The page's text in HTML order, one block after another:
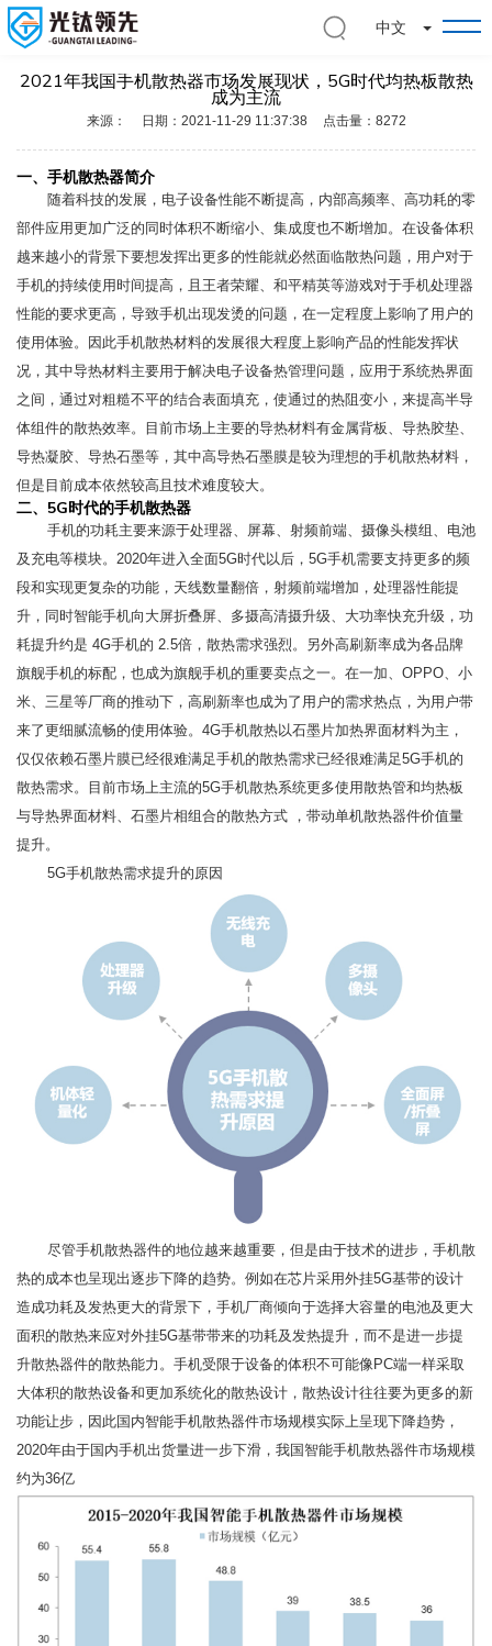
中文
切
下
拉
2021年我国手机散热器市场发展现状，5G时代均热板散热
成为主流
来源： 日期：2021-11-29 11:37:38 点击量：8272
一、手机散热器简介
随着科技的发展，电子设备性能不断提高，内部高频率、高功耗的零
部件应用更加广泛的同时体积不断缩小、集成度也不断增加。在设备体积
越来越小的背景下要想发挥出更多的性能就必然面临散热问题，用户对于
手机的持续使用时间提高，且王者荣耀、和平精英等游戏对于手机处理器
性能的要求更高，导致手机出现发烫的问题，在一定程度上影响了用户的
使用体验。因此手机散热材料的发展很大程度上影响产品的性能发挥状
况，其中导热材料主要用于解决电子设备热管理问题，应用于系统热界面
之间，通过对粗糙不平的结合表面填充，使通过的热阻变小，来提高半导
体组件的散热效率。目前市场上主要的导热材料有金属背板、导热胶垫、
导热凝胶、导热石墨等，其中高导热石墨膜是较为理想的手机散热材料，
但是目前成本依然较高且技术难度较大。
二、5G时代的手机散热器
手机的功耗主要来源于处理器、屏幕、射频前端、摄像头模组、电池
及充电等模块。2020年进入全面5G时代以后，5G手机需要支持更多的频
段和实现更复杂的功能，天线数量翻倍，射频前端增加，处理器性能提
升，同时智能手机向大屏折叠屏、多摄高清摄升级、大功率快充升级，功
耗提升约是 4G手机的 2.5倍，散热需求强烈。另外高刷新率成为各品牌
旗舰手机的标配，也成为旗舰手机的重要卖点之一。在一加、OPPO、小
米、三星等厂商的推动下，高刷新率也成为了用户的需求热点，为用户带
来了更细腻流畅的使用体验。4G手机散热以石墨片加热界面材料为主，
仅仅依赖石墨片膜已经很难满足手机的散热需求已经很难满足5G手机的
散热需求。目前市场上主流的5G手机散热系统更多使用散热管和均热板
与导热界面材料、石墨片相组合的散热方式 ，带动单机散热器件价值量
提升。
5G手机散热需求提升的原因
尽管手机散热器件的地位越来越重要，但是由于技术的进步，手机散
热的成本也呈现出逐步下降的趋势。例如在芯片采用外挂5G基带的设计
造成功耗及发热更大的背景下，手机厂商倾向于选择大容量的电池及更大
面积的散热来应对外挂5G基带带来的功耗及发热提升，而不是进一步提
升散热器件的散热能力。手机受限于设备的体积不可能像PC端一样采取
大体积的散热设备和更加系统化的散热设计，散热设计往往要为更多的新
功能让步，因此国内智能手机散热器件市场规模实际上呈现下降趋势，
2020年由于国内手机出货量进一步下滑，我国智能手机散热器件市场规模
约为36亿